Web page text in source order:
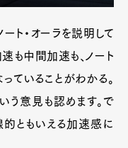
ート・オーラを説明して
も中間加速も、ノート
ていることがわかる。
う意見も認めます。で
的ともいえる加速感に